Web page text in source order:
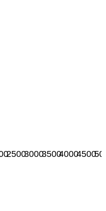
25003000350040004500